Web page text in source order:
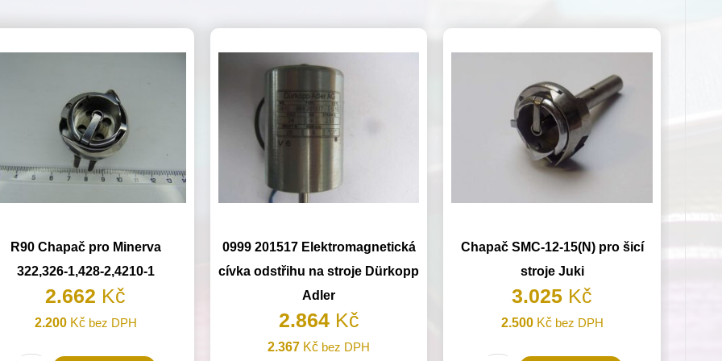
R90 Chapač pro Minerva
322,326-1,428-2,4210-1
2.662 Kč
2.200 Kčbez DPH
0999 201517 Elektromagnetická
cívka odstřihu na stroje Dürkopp
Adler
2.864 Kč
2.367 Kč bez DPH
Chapač SMC-12-15(N) pro šicí
stroje Juki
3.025 Kč
2.500 Kčbez DPH